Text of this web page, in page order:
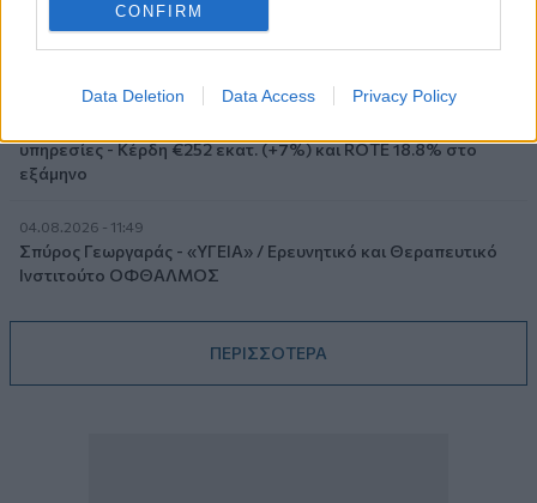
CONFIRM
Data Deletion Data Access Privacy Policy
ERGO Hellas: Μέτρα στήριξης για τους πληγέντες
ασφαλισμένους της από τις πυρκαγιές
04.08.2026 - 12:40
υπηρεσίες - Κέρδη €252 εκατ. (+7%) και ROTE 18.8% στο
εξάμηνο
04.08.2026 - 11:49
Σπύρος Γεωργαράς - «ΥΓΕΙΑ» / Ερευνητικό και Θεραπευτικό
Ινστιτούτο ΟΦΘΑΛΜΟΣ
ΠΕΡΙΣΣΟΤΕΡΑ